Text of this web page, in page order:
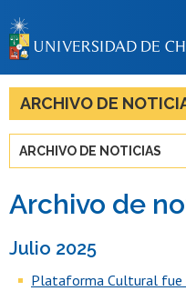
LA
ARCHIVO DE
ARCHIVO DE NOTICIAS
Archivo de
Julio 2025
Plataforma Cultural fue